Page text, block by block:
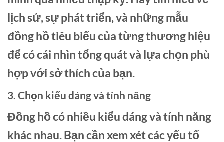
lịch sử, sự phát triển, và những mẫu
đồng hồ tiêu biểu của từng thương hiệu
để có cái nhìn tổng quát và lựa chọn phù
hợp với sở thích của bạn.
3. Chọn kiểu dáng và tính năng
Đồng hồ có nhiều kiểu dáng và tính năng
khác nhau. Bạn cần xem xét các yếu tố